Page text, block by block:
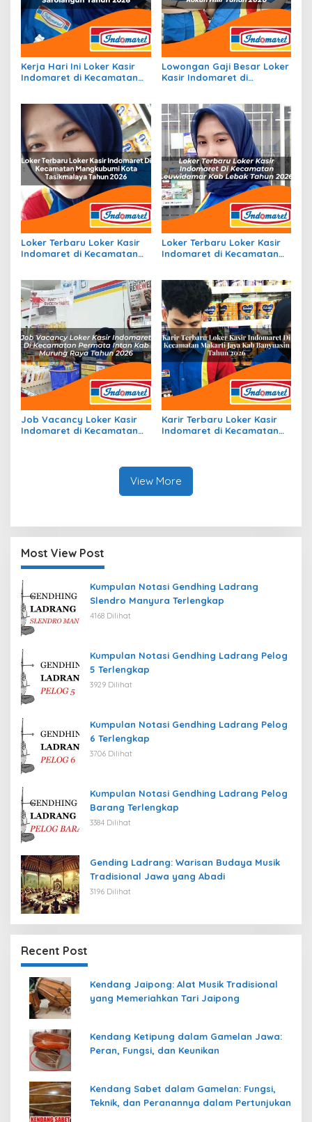
Kerja Hari Ini Loker Kasir
Indomaret di Kecamatan
Lowongan Gaji Besar Loker
Kasir Indomaret di
Loker Terbaru Loker Kasir
Indomaret di Kecamatan
Loker Terbaru Loker Kasir
Indomaret di Kecamatan
Job Vacancy Loker Kasir
Indomaret di Kecamatan
Karir Terbaru Loker Kasir
Indomaret di Kecamatan
View More
Most View Post
Kumpulan Notasi Gendhing Ladrang
Slendro Manyura Terlengkap
4168 Dilihat
Kumpulan Notasi Gendhing Ladrang Pelog
5 Terlengkap
3929 Dilihat
Kumpulan Notasi Gendhing Ladrang Pelog
6 Terlengkap
3706 Dilihat
Kumpulan Notasi Gendhing Ladrang Pelog
Barang Terlengkap
3384 Dilihat
Gending Ladrang: Warisan Budaya Musik
Tradisional Jawa yang Abadi
3196 Dilihat
Recent Post
Kendang Jaipong: Alat Musik Tradisional
yang Memeriahkan Tari Jaipong
Kendang Ketipung dalam Gamelan Jawa:
Peran, Fungsi, dan Keunikan
Kendang Sabet dalam Gamelan: Fungsi,
Teknik, dan Peranannya dalam Pertunjukan